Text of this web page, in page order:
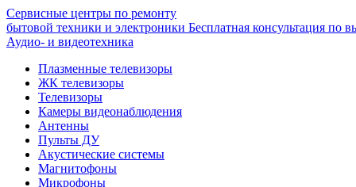
Сервисные центры по ремонту
бытовой техники и электроники Бесплатная консультация по
Аудио- и видеотехника
Плазменные телевизоры
ЖК телевизоры
Телевизоры
Камеры видеонаблюдения
Антенны
Пульты ДУ
Акустические системы
Магнитофоны
Микрофоны